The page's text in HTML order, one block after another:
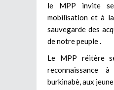
le MPP invite
mobilisation et à
sauvegarde des
de notre peuple .
Le MPP réitère
reconnaissance
burkinabè, aux